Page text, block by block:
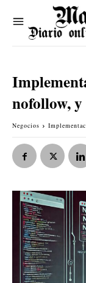
nofollow,
Negocios